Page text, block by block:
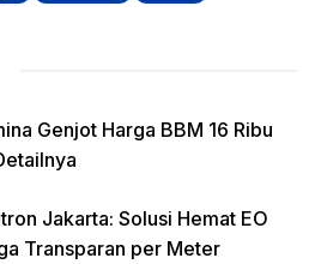
Genjot Harga BBM 16 Ribu
Jakarta: Solusi Hemat EO
Transparan per Meter